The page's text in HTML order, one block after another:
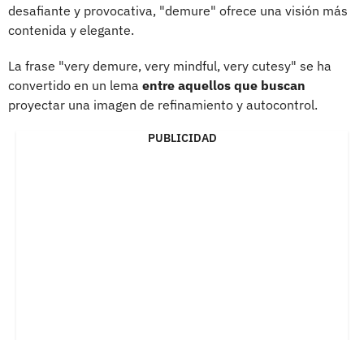
desafiante y provocativa, "demure" ofrece una visión más
contenida y elegante.
La frase "very demure, very mindful, very cutesy" se ha
convertido en un lema entre aquellos que buscan
proyectar una imagen de refinamiento y autocontrol.
PUBLICIDAD